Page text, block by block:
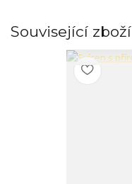
Související zboží